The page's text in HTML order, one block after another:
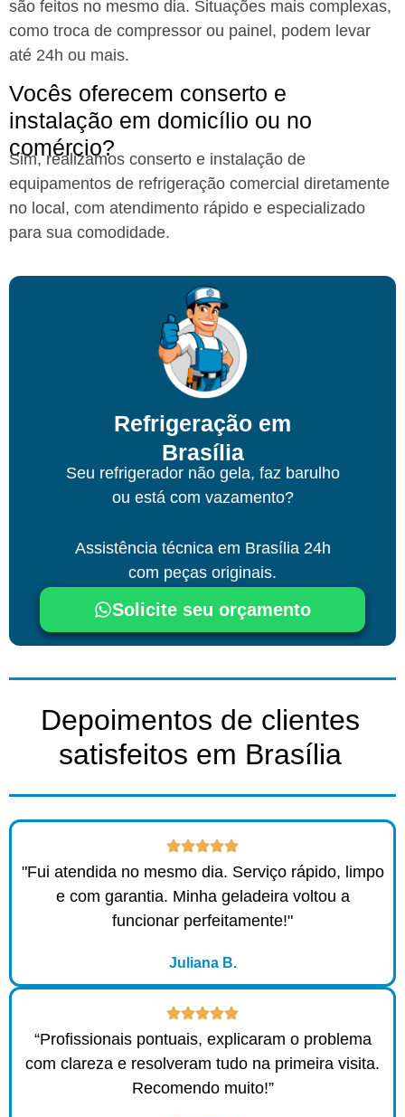
são feitos no mesmo dia. Situações mais complexas,
como troca de compressor ou painel, podem levar
até 24h ou mais.
Vocês oferecem conserto e
instalação em domicílio ou no
comércio?
Sim, realizamos conserto e instalação de
equipamentos de refrigeração comercial diretamente
no local, com atendimento rápido e especializado
para sua comodidade.
Refrigeração em
Brasília
Seu refrigerador não gela, faz barulho
ou está com vazamento?
Assistência técnica em Brasília24h
com peças originais.
Solicite seu orçamento
Depoimentos de clientes
satisfeitos em Brasília
"Fui atendida no mesmo dia. Serviço rápido, limpo
e com garantia. Minha geladeira voltou a
funcionar perfeitamente!"
Juliana B.
“Profissionais pontuais, explicaram o problema
com clareza e resolveram tudo na primeira visita.
Recomendo muito!”